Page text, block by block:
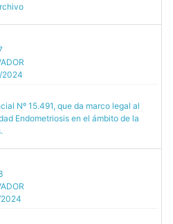
Nº 15.491, que da marco legal al
Endometriosis en el ámbito de la